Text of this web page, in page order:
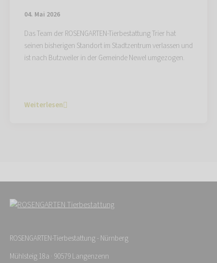
04. Mai 2026
Das Team der ROSENGARTEN-Tierbestattung Trier hat
seinen bisherigen Standort im Stadtzentrum verlassen und
ist nach Butzweiler in der Gemeinde Newel umgezogen.
Weiterlesen
ROSENGARTEN-Tierbestattung - Nürnberg
Mühlsteig 18a · 90579 Langenzenn